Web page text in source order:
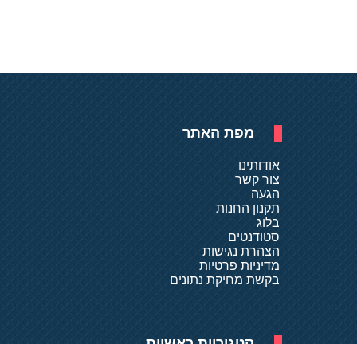
מפת האתר
אודותינו
צור קשר
הגעה
תקנון החנות
בלוג
סטודנטים
הצהרת נגישות
מדיניות פרטיות
בקשת מחיקת נתונים